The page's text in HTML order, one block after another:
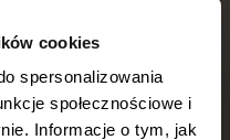
cookies
spersonalizowania
społecznościowe i
Informacje o tym, jak
i tytułu gwarancji. W
konsumenta.